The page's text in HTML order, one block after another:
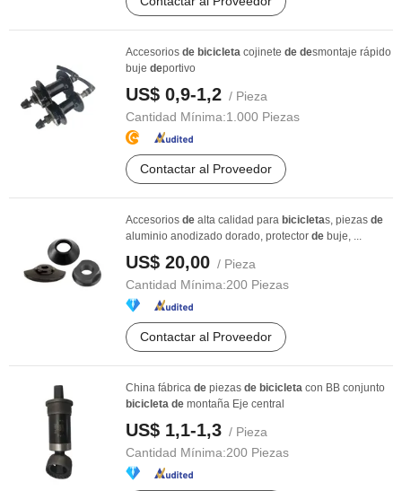
Accesorios de bicicleta cojinete de desmontaje rápido
buje deportivo
US$ 0,9-1,2 / Pieza
Cantidad Mínima:1.000 Piezas
Contactar al Proveedor
Accesorios de alta calidad para bicicletas, piezas de
aluminio anodizado dorado, protector de buje, ...
US$ 20,00 / Pieza
Cantidad Mínima:200 Piezas
Contactar al Proveedor
China fábrica de piezas de bicicleta con BB conjunto
bicicleta de montaña Eje central
US$ 1,1-1,3 / Pieza
Cantidad Mínima:200 Piezas